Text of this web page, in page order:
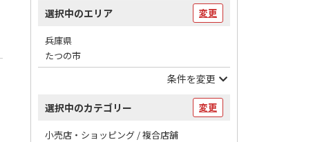
選択中のエリア 変更
兵庫県
たつの市
条件を変更
選択中のカテゴリー 変更
小売店・ショッピング / 複合店舗